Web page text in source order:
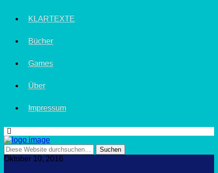
KLARTEXTE
Bücher
Games
Über
Impressum
Oktober 10, 2016